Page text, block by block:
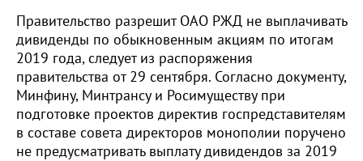
Правительство разрешит ОАО РЖД не выплачивать
дивиденды по обыкновенным акциям по итогам
2019 года, следует из распоряжения
правительства от 29 сентября. Согласно документу,
Минфину, Минтрансу и Росимуществу при
подготовке проектов директив госпредставителям
в составе совета директоров монополии поручено
не предусматривать выплату дивидендов за 2019